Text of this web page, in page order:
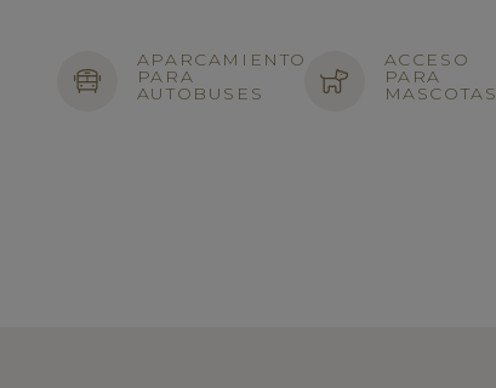
APARCAMIENTO
PARA
AUTOBUSES
ACCESO
PARA
MASCOTAS